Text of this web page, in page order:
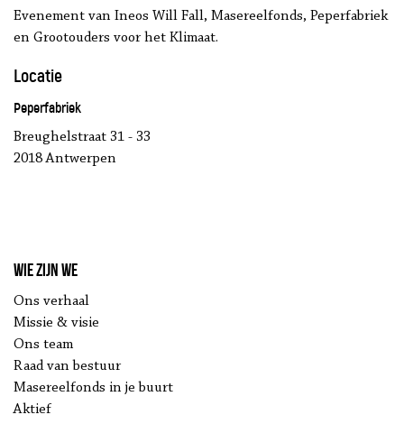
Evenement van Ineos Will Fall, Masereelfonds, Peperfabriek
en Grootouders voor het Klimaat.
Locatie
Peperfabriek
Breughelstraat 31 - 33
2018 Antwerpen
Wie zijn we
Ons verhaal
Missie & visie
Ons team
Raad van bestuur
Masereelfonds in je buurt
Aktief